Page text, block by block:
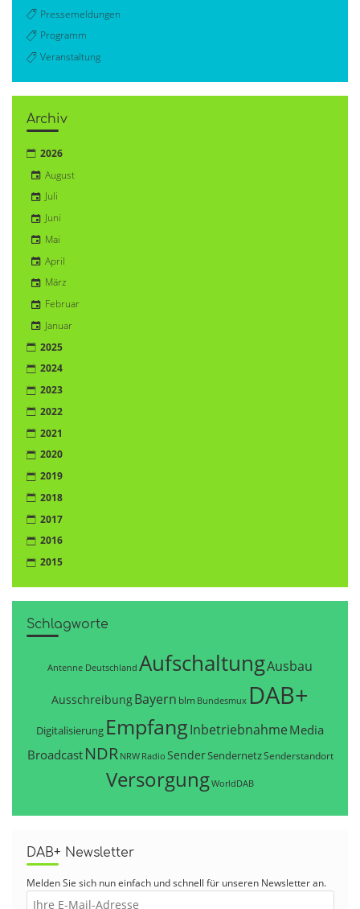
Pressemeldungen
Programm
Veranstaltung
Archiv
2026
August
Juli
Juni
Mai
April
März
Februar
Januar
2025
2024
2023
2022
2021
2020
2019
2018
2017
2016
2015
Schlagworte
Antenne Deutschland AufschaltungAusbau
AusschreibungBayern blm Bundesmux DAB+
Digitalisierung EmpfangInbetriebnahme Media
Broadcast NDR NRW Radio SenderSendernetzSenderstandort
VersorgungWorldDAB
DAB+ Newsletter
Melden Sie sich nun einfach und schnell für unseren Newsletter an.